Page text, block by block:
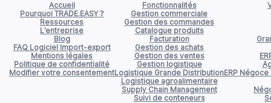
Accueil
Pourquoi TRADE.EASY ?
Ressources
L’entreprise
Blog
FAQ Logiciel Import-export
Mentions légales
Politique de confidentialité
Modifier votre consentement
Fonctionnalités
Gestion commerciale
Gestion des commandes
Catalogue produits
Facturation
Gestion des achats
Gestion des ventes
Gestion logistique
Logistique Grande Distribution
Logistique agroalimentaire
Supply Chain Management
Suivi de conteneurs
ERP